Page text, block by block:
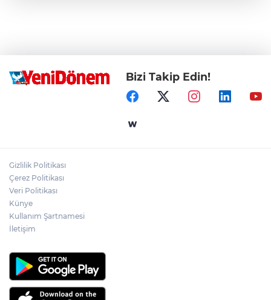
Bizi Takip Edin!
Gizlilik Politikası
Çerez Politikası
Veri Politikası
Künye
Kullanım Şartnamesi
İletişim